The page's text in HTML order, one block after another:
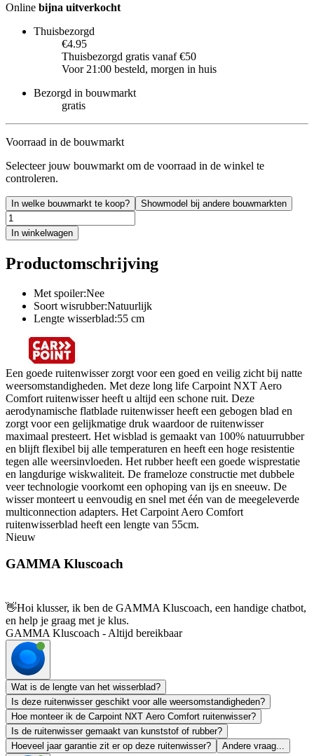
Online bijna uitverkocht
Thuisbezorgd
€4.95
Thuisbezorgd gratis vanaf €50
Voor 21:00 besteld, morgen in huis
Bezorgd in bouwmarkt
gratis
Voorraad in de bouwmarkt
Selecteer jouw bouwmarkt om de voorraad in de winkel te
controleren.
In welke bouwmarkt te koop? Showmodel bij andere bouwmarkten
In winkelwagen
Productomschrijving
Met spoiler:Nee
Soort wisrubber:Natuurlijk
Lengte wisserblad:55 cm
Een goede ruitenwisser zorgt voor een goed en veilig zicht bij natte
weersomstandigheden. Met deze long life Carpoint NXT Aero
Comfort ruitenwisser heeft u altijd een schone ruit. Deze
aerodynamische flatblade ruitenwisser heeft een gebogen blad en
zorgt voor een gelijkmatige druk waardoor de ruitenwisser
maximaal presteert. Het wisblad is gemaakt van 100% natuurrubber
en blijft flexibel bij alle temperaturen en heeft een hoge resistentie
tegen alle weersinvloeden. Het rubber heeft een goede wisprestatie
en langdurige wiskwaliteit. De frameloze constructie met dubbele
veer technologie voorkomt een ophoping van ijs en sneeuw. De
wisser monteert u eenvoudig en snel met één van de meegeleverde
multiconnection adapters. Het Carpoint Aero Comfort
ruitenwisserblad heeft een lengte van 55cm.
Nieuw
GAMMA Kluscoach
👋Hoi klusser, ik ben de GAMMA Kluscoach, een handige chatbot,
en help je graag met je klus.
GAMMA Kluscoach - Altijd bereikbaar
Wat is de lengte van het wisserblad?
Is deze ruitenwisser geschikt voor alle weersomstandigheden?
Hoe monteer ik de Carpoint NXT Aero Comfort ruitenwisser?
Is de ruitenwisser gemaakt van kunststof of rubber?
Hoeveel jaar garantie zit er op deze ruitenwisser?
Andere vraag...